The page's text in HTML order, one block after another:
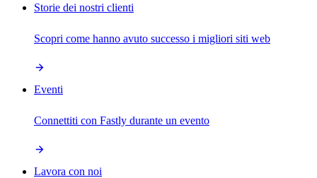
Storie dei nostri clienti
Scopri come hanno avuto successo i migliori siti web
Eventi
Connettiti con Fastly durante un evento
Lavora con noi